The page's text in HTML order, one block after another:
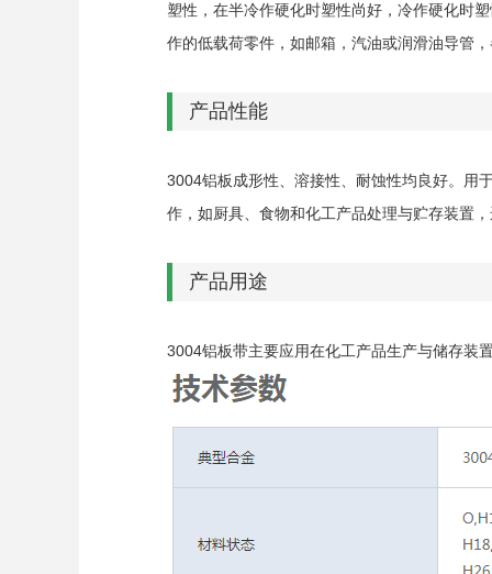
塑性，在半冷作硬化时塑性尚好，冷作硬化时
作的低载荷零件，如邮箱，汽油或润滑油导管
产品性能
3004铝板成形性、溶接性、耐蚀性均良好。用
作，如厨具、食物和化工产品处理与贮存装置
产品用途
3004铝板带主要应用在化工产品生产与储存装